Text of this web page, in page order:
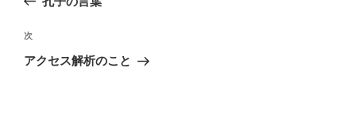
ビ
ゲ
稿
次
の
次
アクセス解析のこと